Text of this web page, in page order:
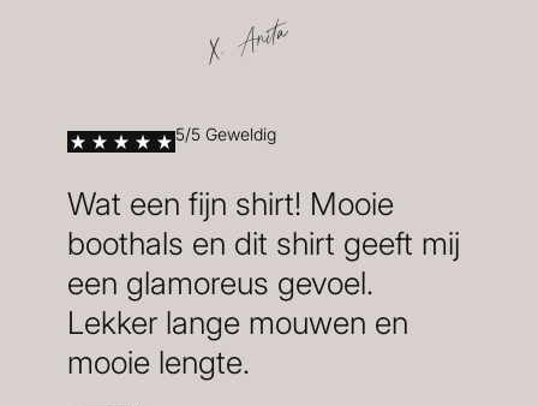
X. Anita
5/5 Geweldig
Wat een fijn shirt! Mooie
boothals en dit shirt geeft mij
een glamoreus gevoel.
Lekker lange mouwen en
mooie lengte.